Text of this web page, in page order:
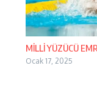
MİLLİ YÜZÜCÜ
Ocak 17, 2025